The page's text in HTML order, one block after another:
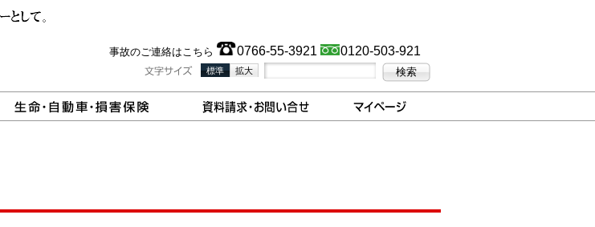
事故のご連絡はこちら 0766-55-3921 0120-503-921
標準 拡大 検索